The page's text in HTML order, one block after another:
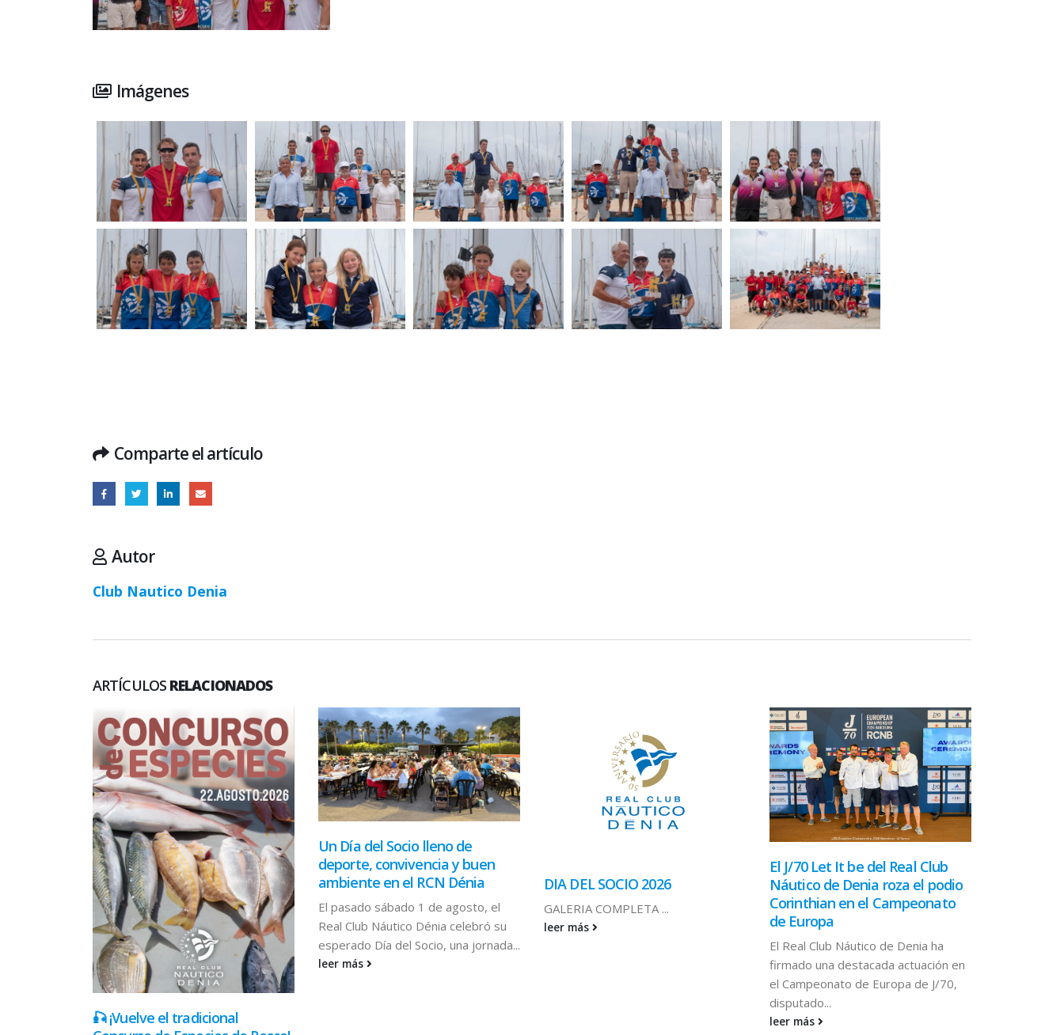
Imágenes
Comparte el artículo
Autor
Club Nautico Denia
ARTÍCULOS RELACIONADOS
🎣 ¡Vuelve el tradicional
Un Día del Socio lleno de
deporte, convivencia y buen
ambiente en el RCN Dénia
El pasado sábado 1 de agosto, el
Real Club Náutico Dénia celebró su
esperado Día del Socio, una jornada...
leer más
DIA DEL SOCIO 2026
GALERIA COMPLETA ...
leer más
El J/70 Let It be del Real Club
Náutico de Denia roza el podio
Corinthian en el Campeonato
de Europa
El Real Club Náutico de Denia ha
firmado una destacada actuación en
el Campeonato de Europa de J/70,
disputado...
leer más